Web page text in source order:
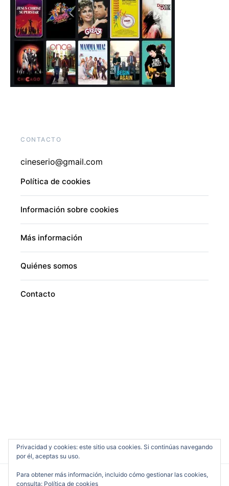
CONTACTO
cineserio@gmail.com
Política de cookies
Información sobre cookies
Más información
Quiénes somos
Contacto
Privacidad y cookies: este sitio usa cookies. Si continúas navegando
por él, aceptas su uso.
Para obtener más información, incluido cómo gestionar las cookies,
consulta: Política de cookies